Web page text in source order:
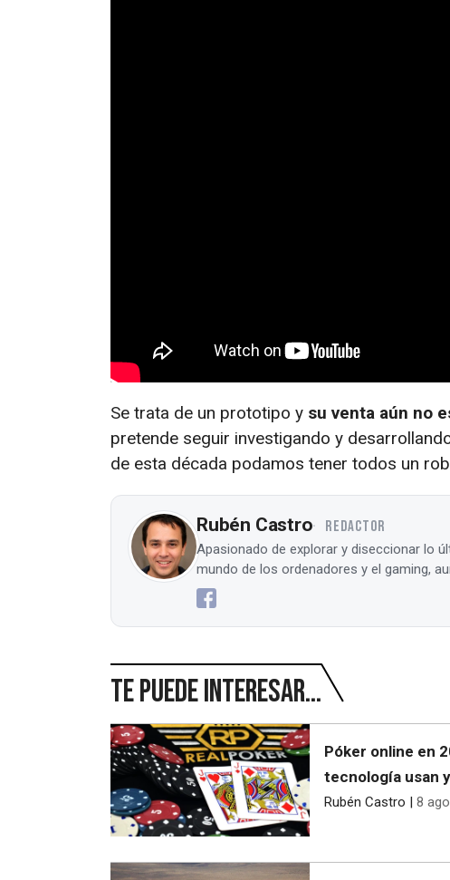
Se trata de un prototipo y su venta aún no
pretende seguir investigando y
de esta década podamos tener todos un
Rubén Castro REDACTOR
Apasionado de explorar y diseccionar lo
mundo de los ordenadores y el gaming,
Te puede interesar...
Póker online en
tecnología usan
Rubén Castro | 8